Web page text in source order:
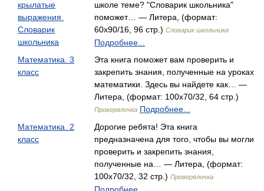
крылатые
выражения.
Словарик
школьника
школе теме? "Словарик школьника"
поможет… — Литера, (формат:
60x90/16, 96 стр.) Словарик школьника
Подробнее...
Математика. 3
класс
Эта книга поможет вам проверить и
закрепить знания, полученные на уроках
математики. Здесь вы найдете как… —
Литера, (формат: 100x70/32, 64 стр.)
Проверялочка Подробнее...
Математика. 2
класс
Дорогие ребята! Эта книга
предназначена для того, чтобы вы могли
проверить и закрепить знания,
полученные на… — Литера, (формат:
100x70/32, 32 стр.) Проверялочка